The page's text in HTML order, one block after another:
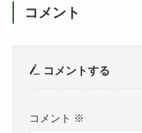
コメント
コメントする
コメント ※